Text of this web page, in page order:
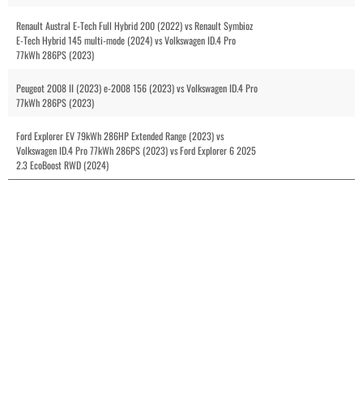
Renault Austral E-Tech Full Hybrid 200 (2022) vs Renault Symbioz
E-Tech Hybrid 145 multi-mode (2024) vs Volkswagen ID.4 Pro
77kWh 286PS (2023)
Peugeot 2008 II (2023) e-2008 156 (2023) vs Volkswagen ID.4 Pro
77kWh 286PS (2023)
Ford Explorer EV 79kWh 286HP Extended Range (2023) vs
Volkswagen ID.4 Pro 77kWh 286PS (2023) vs Ford Explorer 6 2025
2.3 EcoBoost RWD (2024)